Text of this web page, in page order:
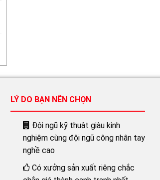
LÝ DO BẠN NÊN CHỌN
Đội ngũ kỹ thuật giàu kinh
nghiệm cùng đội ngũ công nhân tay
nghề cao
Có xưởng sản xuất riêng chắc